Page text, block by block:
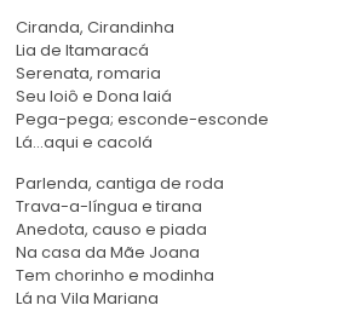
Ciranda, Cirandinha
Lia de Itamaracá
Serenata, romaria
Seu Ioiô e Dona Iaiá
Pega-pega; esconde-esconde
Lá…aqui e cacolá
Parlenda, cantiga de roda
Trava-a-língua e tirana
Anedota, causo e piada
Na casa da Mãe Joana
Tem chorinho e modinha
Lá na Vila Mariana